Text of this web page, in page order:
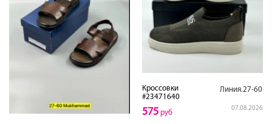
Кроссовки
#23471640
Линия.27-60
07.08.2026
575 руб